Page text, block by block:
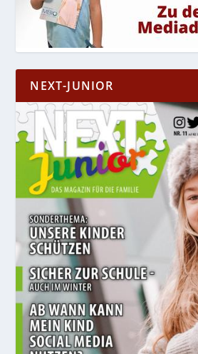
NEXT-JUNIOR